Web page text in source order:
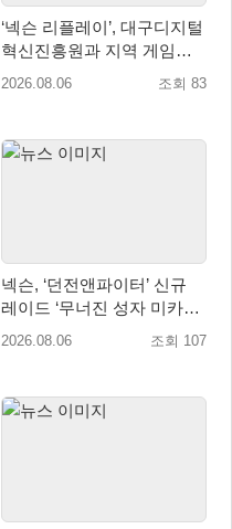
‘넥슨 리플레이’, 대구디지털
혁신진흥원과 지역 게임산
업 육성 위한 업무협약 체결
2026.08.06 조회 83
넥슨, ‘던전앤파이터’ 신규
레이드 ‘무너진 성자 미카엘
라’ 업데이트!
2026.08.06 조회 107